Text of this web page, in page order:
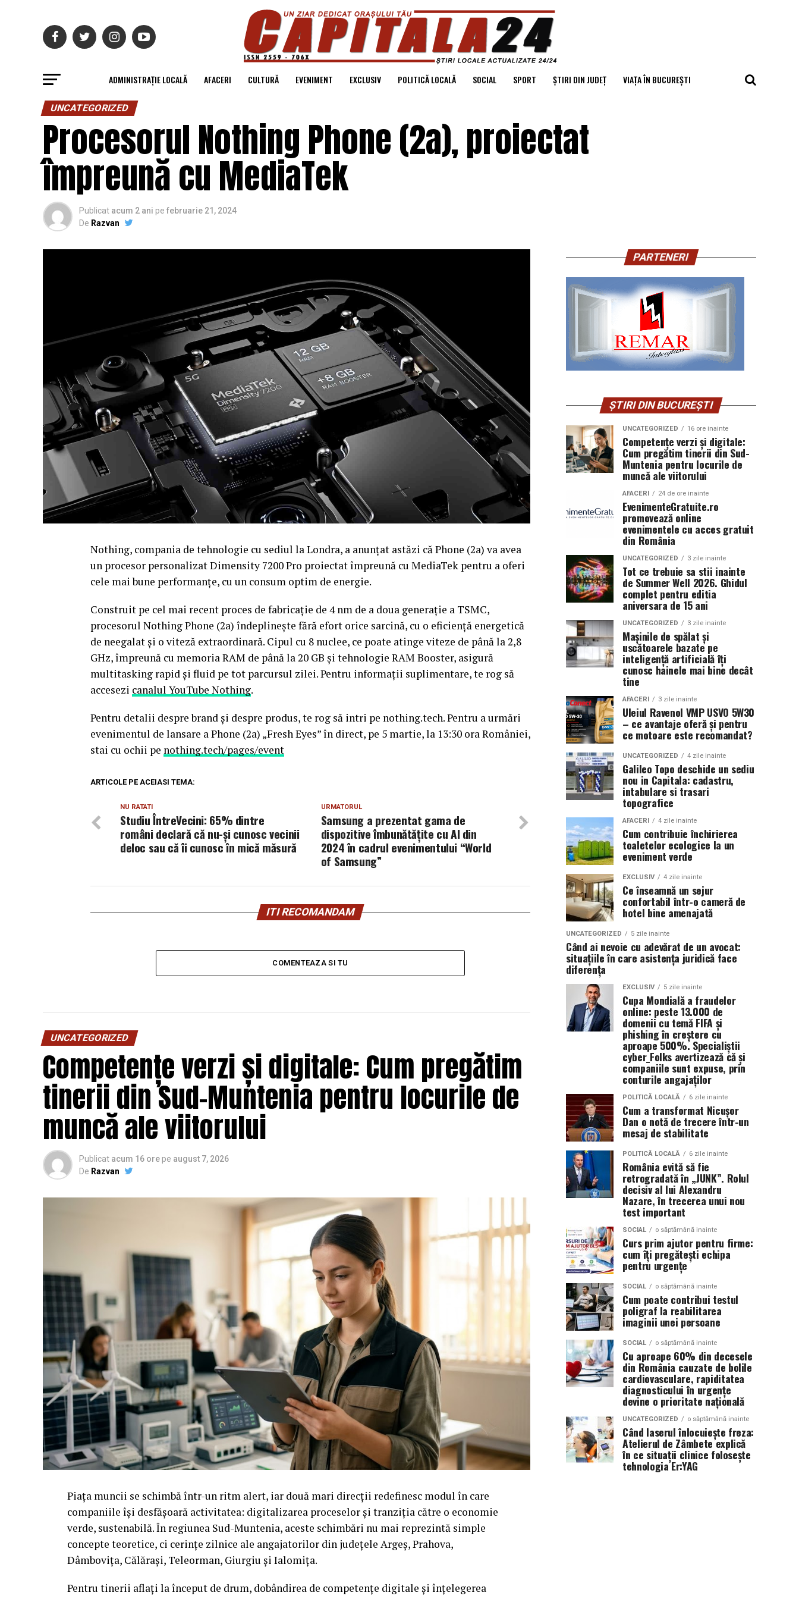
ADMINISTRAȚIE LOCALĂ AFACERI CULTURĂ EVENIMENT EXCLUSIV POLITICĂ LOCALĂ SOCIAL SPORT ȘTIRI DIN JUDEȚ VIAȚA ÎN BUCUREȘTI
UNCATEGORIZED
Procesorul Nothing Phone (2a), proiectat
împreună cu MediaTek
Publicat acum 2 ani pe februarie 21, 2024
De Razvan
Nothing, compania de tehnologie cu sediul la Londra, a anunțat astăzi că Phone (2a) va avea
un procesor personalizat Dimensity 7200 Pro proiectat împreună cu MediaTek pentru a oferi
cele mai bune performanțe, cu un consum optim de energie.
Construit pe cel mai recent proces de fabricație de 4 nm de a doua generație a TSMC,
procesorul Nothing Phone (2a) îndeplinește fără efort orice sarcină, cu o eficiență energetică
de neegalat și o viteză extraordinară. Cipul cu 8 nuclee, ce poate atinge viteze de până la 2,8
GHz, împreună cu memoria RAM de până la 20 GB și tehnologie RAM Booster, asigură
multitasking rapid și fluid pe tot parcursul zilei. Pentru informații suplimentare, te rog să
accesezi canalul YouTube Nothing.
Pentru detalii despre brand și despre produs, te rog să intri pe nothing.tech. Pentru a urmări
evenimentul de lansare a Phone (2a) „Fresh Eyes” în direct, pe 5 martie, la 13:30 ora României,
stai cu ochii pe nothing.tech/pages/event
ARTICOLE PE ACEIASI TEMA:
URMATORUL
Samsung a prezentat gama de
dispozitive îmbunătățite cu AI din
2024 în cadrul evenimentului “World
of Samsung”
NU RATATI
Studiu ÎntreVecini: 65% dintre
români declară că nu-și cunosc vecinii
deloc sau că îi cunosc în mică măsură
ITI RECOMANDAM
COMENTEAZA SI TU
UNCATEGORIZED
Competențe verzi și digitale: Cum pregătim
tinerii din Sud-Muntenia pentru locurile de
muncă ale viitorului
Publicat acum 16 ore pe august 7, 2026
De Razvan
Piața muncii se schimbă într-un ritm alert, iar două mari direcții redefinesc modul în care
companiile își desfășoară activitatea: digitalizarea proceselor și tranziția către o economie
verde, sustenabilă. În regiunea Sud-Muntenia, aceste schimbări nu mai reprezintă simple
concepte teoretice, ci cerințe zilnice ale angajatorilor din județele Argeș, Prahova,
Dâmbovița, Călărași, Teleorman, Giurgiu și Ialomița.
Pentru tinerii aflați la început de drum, dobândirea de competențe digitale și înțelegerea
PARTENERI
ȘTIRI DIN BUCUREȘTI
UNCATEGORIZED 16 ore inainte
Competențe verzi și digitale:
Cum pregătim tinerii din Sud-
Muntenia pentru locurile de
muncă ale viitorului
AFACERI 24 de ore inainte
EvenimenteGratuite.ro
promovează online
evenimentele cu acces gratuit
din România
UNCATEGORIZED 3 zile inainte
Tot ce trebuie sa stii inainte
de Summer Well 2026. Ghidul
complet pentru editia
aniversara de 15 ani
UNCATEGORIZED 3 zile inainte
Mașinile de spălat și
uscătoarele bazate pe
inteligență artificială îți
cunosc hainele mai bine decât
tine
AFACERI 3 zile inainte
Uleiul Ravenol VMP USVO 5W30
– ce avantaje oferă și pentru
ce motoare este recomandat?
UNCATEGORIZED 4 zile inainte
Galileo Topo deschide un sediu
nou in Capitala: cadastru,
intabulare si trasari
topografice
AFACERI 4 zile inainte
Cum contribuie închirierea
toaletelor ecologice la un
eveniment verde
EXCLUSIV 4 zile inainte
Ce înseamnă un sejur
confortabil într-o cameră de
hotel bine amenajată
UNCATEGORIZED 5 zile inainte
Când ai nevoie cu adevărat de un avocat:
situațiile în care asistența juridică face
diferența
EXCLUSIV 5 zile inainte
Cupa Mondială a fraudelor
online: peste 13.000 de
domenii cu temă FIFA și
phishing în creștere cu
aproape 500%. Specialiștii
cyber_Folks avertizează că și
companiile sunt expuse, prin
conturile angajaților
POLITICĂ LOCALĂ 6 zile inainte
Cum a transformat Nicușor
Dan o notă de trecere într-un
mesaj de stabilitate
POLITICĂ LOCALĂ 6 zile inainte
România evită să fie
retrogradată în „JUNK”. Rolul
decisiv al lui Alexandru
Nazare, în trecerea unui nou
test important
SOCIAL o săptămână inainte
Curs prim ajutor pentru firme:
cum îți pregătești echipa
pentru urgențe
SOCIAL o săptămână inainte
Cum poate contribui testul
poligraf la reabilitarea
imaginii unei persoane
SOCIAL o săptămână inainte
Cu aproape 60% din decesele
din România cauzate de bolile
cardiovasculare, rapiditatea
diagnosticului în urgențe
devine o prioritate națională
UNCATEGORIZED o săptămână inainte
Când laserul înlocuiește freza:
Atelierul de Zâmbete explică
în ce situații clinice folosește
tehnologia Er:YAG